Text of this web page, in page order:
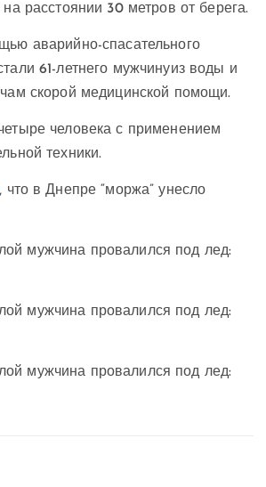
расстоянии 30 метров от берега.
аварийно-спасательного
61-летнего мужчинуиз воды и
скорой медицинской помощи.
человека с применением
техники.
, что в Днепре “моржа” унесло